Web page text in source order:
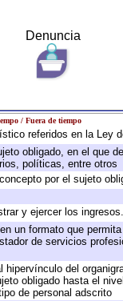
Denuncia
/ Fuera de tiempo
referidos en la Ley
obligado, en el que
políticas, entre otros
por el sujeto
y ejercer los ingresos.
un formato que
de servicios
del
obligado hasta el
de personal adscrito